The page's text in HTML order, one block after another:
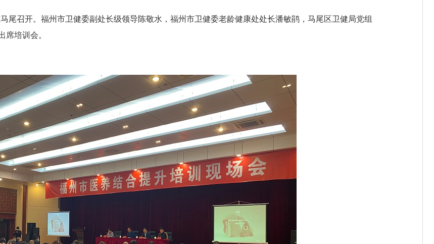
尾召开。福州市卫健委副处长级领导陈敬水，福州市卫健委老龄健康处处长潘敏鹃，马尾区卫健局党组
席培训会。